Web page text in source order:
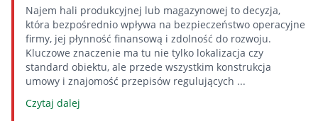
Najem hali produkcyjnej lub magazynowej to decyzja,
która bezpośrednio wpływa na bezpieczeństwo operacyjne
firmy, jej płynność finansową i zdolność do rozwoju.
Kluczowe znaczenie ma tu nie tylko lokalizacja czy
standard obiektu, ale przede wszystkim konstrukcja
umowy i znajomość przepisów regulujących ...
Czytaj dalej